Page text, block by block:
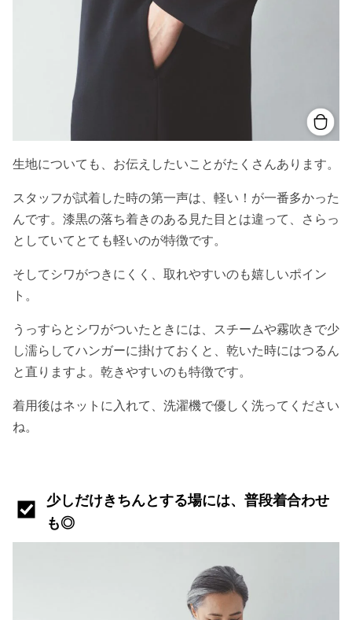
生地についても、お伝えしたいことがたくさんあります。
スタッフが試着した時の第一声は、軽い！が一番多かった
んです。漆黒の落ち着きのある見た目とは違って、さらっ
としていてとても軽いのが特徴です。
そしてシワがつきにくく、取れやすいのも嬉しいポイン
ト。
うっすらとシワがついたときには、スチームや霧吹きで少
し濡らしてハンガーに掛けておくと、乾いた時にはつるん
と直りますよ。乾きやすいのも特徴です。
着用後はネットに入れて、洗濯機で優しく洗ってください
ね。
少しだけきちんとする場には、普段着合わせ
も◎